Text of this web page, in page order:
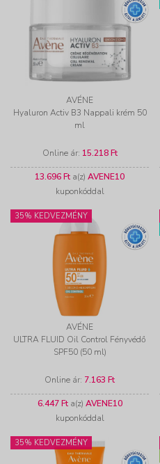
AVÉNE
Hyaluron Activ B3 Nappali krém 50
ml
Online ár: 15.218 Ft
13.696 Ft a(z) AVENE10
kuponkóddal
35% KEDVEZMÉNY
AVÉNE
ULTRA FLUID Oil Control Fényvédő
SPF50 (50 ml)
Online ár: 7.163 Ft
6.447 Fta(z) AVENE10
kuponkóddal
35% KEDVEZMÉNY